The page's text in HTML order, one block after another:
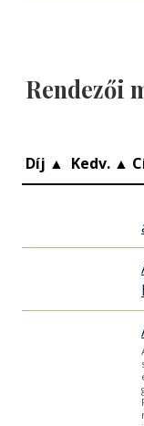
Rendezői
Díj ▲ Kedv. ▲